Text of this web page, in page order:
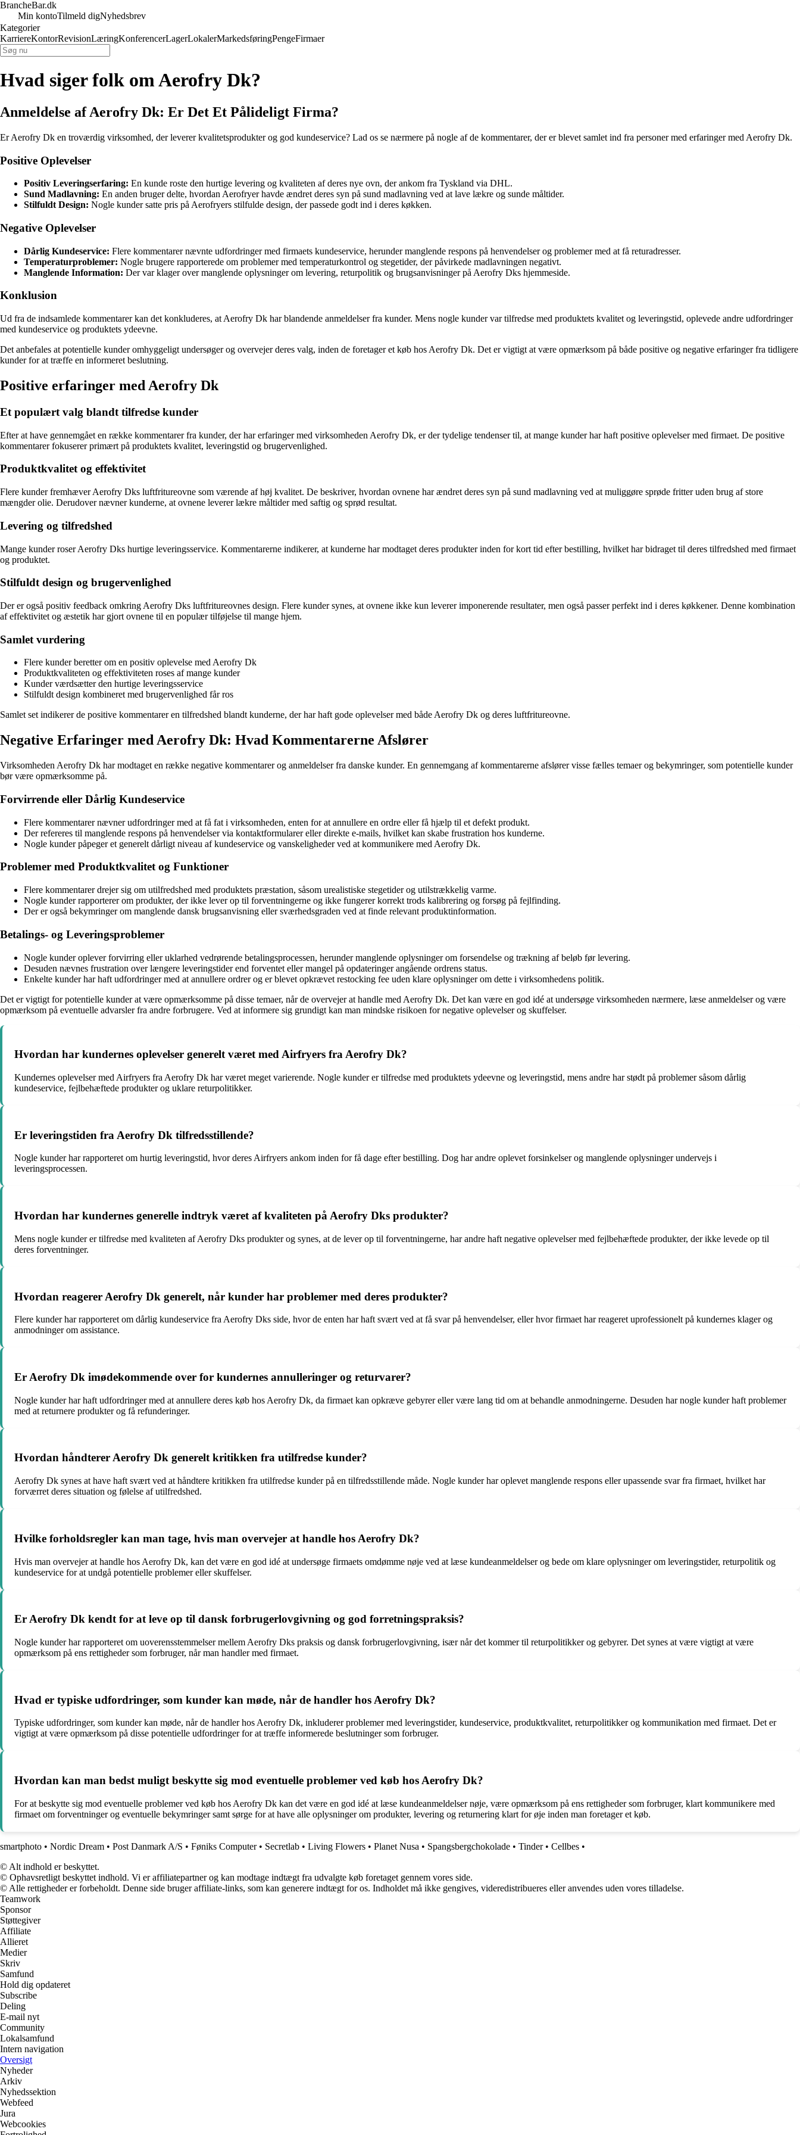
BrancheBar.dk
Min kontoTilmeld digNyhedsbrev
Kategorier
KarriereKontorRevisionLæringKonferencerLagerLokalerMarkedsføringPengeFirmaer
Hvad siger folk om Aerofry Dk?
Anmeldelse af Aerofry Dk: Er Det Et Pålideligt Firma?
Er Aerofry Dk en troværdig virksomhed, der leverer kvalitetsprodukter og god kundeservice? Lad os se nærmere på nogle af de kommentarer, der er blevet samlet ind fra personer med erfaringer med Aerofry Dk.
Positive Oplevelser
Positiv Leveringserfaring: En kunde roste den hurtige levering og kvaliteten af deres nye ovn, der ankom fra Tyskland via DHL.
Sund Madlavning: En anden bruger delte, hvordan Aerofryer havde ændret deres syn på sund madlavning ved at lave lækre og sunde måltider.
Stilfuldt Design: Nogle kunder satte pris på Aerofryers stilfulde design, der passede godt ind i deres køkken.
Negative Oplevelser
Dårlig Kundeservice: Flere kommentarer nævnte udfordringer med firmaets kundeservice, herunder manglende respons på henvendelser og problemer med at få returadresser.
Temperaturproblemer: Nogle brugere rapporterede om problemer med temperaturkontrol og stegetider, der påvirkede madlavningen negativt.
Manglende Information: Der var klager over manglende oplysninger om levering, returpolitik og brugsanvisninger på Aerofry Dks hjemmeside.
Konklusion
Ud fra de indsamlede kommentarer kan det konkluderes, at Aerofry Dk har blandende anmeldelser fra kunder. Mens nogle kunder var tilfredse med produktets kvalitet og leveringstid, oplevede andre udfordringer
med kundeservice og produktets ydeevne.
Det anbefales at potentielle kunder omhyggeligt undersøger og overvejer deres valg, inden de foretager et køb hos Aerofry Dk. Det er vigtigt at være opmærksom på både positive og negative erfaringer fra tidligere
kunder for at træffe en informeret beslutning.
Positive erfaringer med Aerofry Dk
Et populært valg blandt tilfredse kunder
Efter at have gennemgået en række kommentarer fra kunder, der har erfaringer med virksomheden Aerofry Dk, er der tydelige tendenser til, at mange kunder har haft positive oplevelser med firmaet. De positive
kommentarer fokuserer primært på produktets kvalitet, leveringstid og brugervenlighed.
Produktkvalitet og effektivitet
Flere kunder fremhæver Aerofry Dks luftfritureovne som værende af høj kvalitet. De beskriver, hvordan ovnene har ændret deres syn på sund madlavning ved at muliggøre sprøde fritter uden brug af store
mængder olie. Derudover nævner kunderne, at ovnene leverer lækre måltider med saftig og sprød resultat.
Levering og tilfredshed
Mange kunder roser Aerofry Dks hurtige leveringsservice. Kommentarerne indikerer, at kunderne har modtaget deres produkter inden for kort tid efter bestilling, hvilket har bidraget til deres tilfredshed med firmaet
og produktet.
Stilfuldt design og brugervenlighed
Der er også positiv feedback omkring Aerofry Dks luftfritureovnes design. Flere kunder synes, at ovnene ikke kun leverer imponerende resultater, men også passer perfekt ind i deres køkkener. Denne kombination
af effektivitet og æstetik har gjort ovnene til en populær tilføjelse til mange hjem.
Samlet vurdering
Flere kunder beretter om en positiv oplevelse med Aerofry Dk
Produktkvaliteten og effektiviteten roses af mange kunder
Kunder værdsætter den hurtige leveringsservice
Stilfuldt design kombineret med brugervenlighed får ros
Samlet set indikerer de positive kommentarer en tilfredshed blandt kunderne, der har haft gode oplevelser med både Aerofry Dk og deres luftfritureovne.
Negative Erfaringer med Aerofry Dk: Hvad Kommentarerne Afslører
Virksomheden Aerofry Dk har modtaget en række negative kommentarer og anmeldelser fra danske kunder. En gennemgang af kommentarerne afslører visse fælles temaer og bekymringer, som potentielle kunder
bør være opmærksomme på.
Forvirrende eller Dårlig Kundeservice
Flere kommentarer nævner udfordringer med at få fat i virksomheden, enten for at annullere en ordre eller få hjælp til et defekt produkt.
Der refereres til manglende respons på henvendelser via kontaktformularer eller direkte e-mails, hvilket kan skabe frustration hos kunderne.
Nogle kunder påpeger et generelt dårligt niveau af kundeservice og vanskeligheder ved at kommunikere med Aerofry Dk.
Problemer med Produktkvalitet og Funktioner
Flere kommentarer drejer sig om utilfredshed med produktets præstation, såsom urealistiske stegetider og utilstrækkelig varme.
Nogle kunder rapporterer om produkter, der ikke lever op til forventningerne og ikke fungerer korrekt trods kalibrering og forsøg på fejlfinding.
Der er også bekymringer om manglende dansk brugsanvisning eller sværhedsgraden ved at finde relevant produktinformation.
Betalings- og Leveringsproblemer
Nogle kunder oplever forvirring eller uklarhed vedrørende betalingsprocessen, herunder manglende oplysninger om forsendelse og trækning af beløb før levering.
Desuden nævnes frustration over længere leveringstider end forventet eller mangel på opdateringer angående ordrens status.
Enkelte kunder har haft udfordringer med at annullere ordrer og er blevet opkrævet restocking fee uden klare oplysninger om dette i virksomhedens politik.
Det er vigtigt for potentielle kunder at være opmærksomme på disse temaer, når de overvejer at handle med Aerofry Dk. Det kan være en god idé at undersøge virksomheden nærmere, læse anmeldelser og være
opmærksom på eventuelle advarsler fra andre forbrugere. Ved at informere sig grundigt kan man mindske risikoen for negative oplevelser og skuffelser.
Hvordan har kundernes oplevelser generelt været med Airfryers fra Aerofry Dk?
Kundernes oplevelser med Airfryers fra Aerofry Dk har været meget varierende. Nogle kunder er tilfredse med produktets ydeevne og leveringstid, mens andre har stødt på problemer såsom dårlig
kundeservice, fejlbehæftede produkter og uklare returpolitikker.
Er leveringstiden fra Aerofry Dk tilfredsstillende?
Nogle kunder har rapporteret om hurtig leveringstid, hvor deres Airfryers ankom inden for få dage efter bestilling. Dog har andre oplevet forsinkelser og manglende oplysninger undervejs i
leveringsprocessen.
Hvordan har kundernes generelle indtryk været af kvaliteten på Aerofry Dks produkter?
Mens nogle kunder er tilfredse med kvaliteten af Aerofry Dks produkter og synes, at de lever op til forventningerne, har andre haft negative oplevelser med fejlbehæftede produkter, der ikke levede op til
deres forventninger.
Hvordan reagerer Aerofry Dk generelt, når kunder har problemer med deres produkter?
Flere kunder har rapporteret om dårlig kundeservice fra Aerofry Dks side, hvor de enten har haft svært ved at få svar på henvendelser, eller hvor firmaet har reageret uprofessionelt på kundernes klager og
anmodninger om assistance.
Er Aerofry Dk imødekommende over for kundernes annulleringer og returvarer?
Nogle kunder har haft udfordringer med at annullere deres køb hos Aerofry Dk, da firmaet kan opkræve gebyrer eller være lang tid om at behandle anmodningerne. Desuden har nogle kunder haft problemer
med at returnere produkter og få refunderinger.
Hvordan håndterer Aerofry Dk generelt kritikken fra utilfredse kunder?
Aerofry Dk synes at have haft svært ved at håndtere kritikken fra utilfredse kunder på en tilfredsstillende måde. Nogle kunder har oplevet manglende respons eller upassende svar fra firmaet, hvilket har
forværret deres situation og følelse af utilfredshed.
Hvilke forholdsregler kan man tage, hvis man overvejer at handle hos Aerofry Dk?
Hvis man overvejer at handle hos Aerofry Dk, kan det være en god idé at undersøge firmaets omdømme nøje ved at læse kundeanmeldelser og bede om klare oplysninger om leveringstider, returpolitik og
kundeservice for at undgå potentielle problemer eller skuffelser.
Er Aerofry Dk kendt for at leve op til dansk forbrugerlovgivning og god forretningspraksis?
Nogle kunder har rapporteret om uoverensstemmelser mellem Aerofry Dks praksis og dansk forbrugerlovgivning, især når det kommer til returpolitikker og gebyrer. Det synes at være vigtigt at være
opmærksom på ens rettigheder som forbruger, når man handler med firmaet.
Hvad er typiske udfordringer, som kunder kan møde, når de handler hos Aerofry Dk?
Typiske udfordringer, som kunder kan møde, når de handler hos Aerofry Dk, inkluderer problemer med leveringstider, kundeservice, produktkvalitet, returpolitikker og kommunikation med firmaet. Det er
vigtigt at være opmærksom på disse potentielle udfordringer for at træffe informerede beslutninger som forbruger.
Hvordan kan man bedst muligt beskytte sig mod eventuelle problemer ved køb hos Aerofry Dk?
For at beskytte sig mod eventuelle problemer ved køb hos Aerofry Dk kan det være en god idé at læse kundeanmeldelser nøje, være opmærksom på ens rettigheder som forbruger, klart kommunikere med
firmaet om forventninger og eventuelle bekymringer samt sørge for at have alle oplysninger om produkter, levering og returnering klart for øje inden man foretager et køb.
smartphoto • Nordic Dream • Post Danmark A/S • Føniks Computer• Secretlab • Living Flowers • Planet Nusa • Spangsbergchokolade • Tinder• Cellbes •
© Alt indhold er beskyttet.
© Ophavsretligt beskyttet indhold. Vi er affiliatepartner og kan modtage indtægt fra udvalgte køb foretaget gennem vores side.
© Alle rettigheder er forbeholdt. Denne side bruger affiliate-links, som kan generere indtægt for os. Indholdet må ikke gengives, videredistribueres eller anvendes uden vores tilladelse.
Teamwork
Sponsor
Støttegiver
Affiliate
Allieret
Medier
Skriv
Samfund
Hold dig opdateret
Subscribe
Deling
E-mail nyt
Community
Lokalsamfund
Intern navigation
Oversigt
Nyheder
Arkiv
Nyhedssektion
Webfeed
Jura
Webcookies